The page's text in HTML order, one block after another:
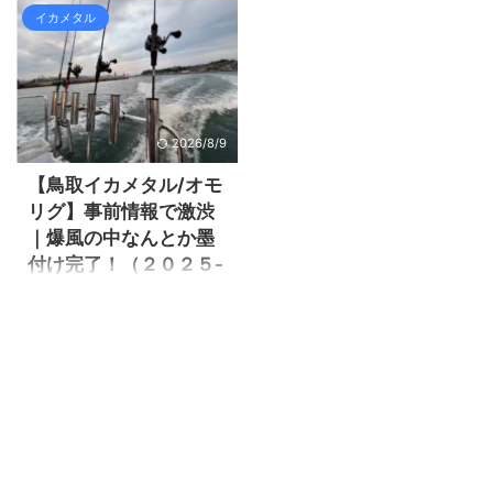
たんですが、途中アタリが無
くなり移動。 移動後しばらく
良かったが、またアタリが無
くなり厳しかった。 それでは
釣行の様子を見て行きましょ
う。 鳥取シロイカ釣り序盤は
厳 ...
て２回行きましたが、新しい
釣りの難しさに直面していま
す。 そもそも船釣りを全然や
っていませんでしたし、初め
ての事ばかりで慣れるのに時
間が掛かりそうです。 今回も
更に釣果UPを目標に、３回目
の鳥取シロイカ釣り（イカメ
タル釣行）に行ってきまし
た。 今回も前回と同じ北祐丸
さんにお世話になりました。
北祐丸HP またもや潮激速情報
イカメタル
2026/8/9
【鳥取イカメタル/オモ
リグ】事前情報で激渋
｜爆風の中なんとか墨
付け完了！（２０２５-